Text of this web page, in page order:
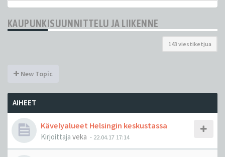
KAUPUNKISUUNNITTELU JA LIIKENNE
143 viestiketjua
New Topic
AIHEET
Kävelyalueet Helsingin keskustassa
Kirjoittaja veka - 22.04.17 17:14